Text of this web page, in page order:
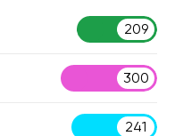
209
300
241